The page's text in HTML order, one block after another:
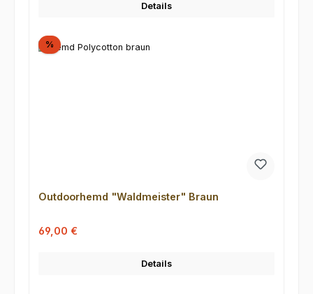
Details
%Rabatt
Outdoorhemd "Waldmeister" Braun
Verkaufspreis:
69,00 €
Details